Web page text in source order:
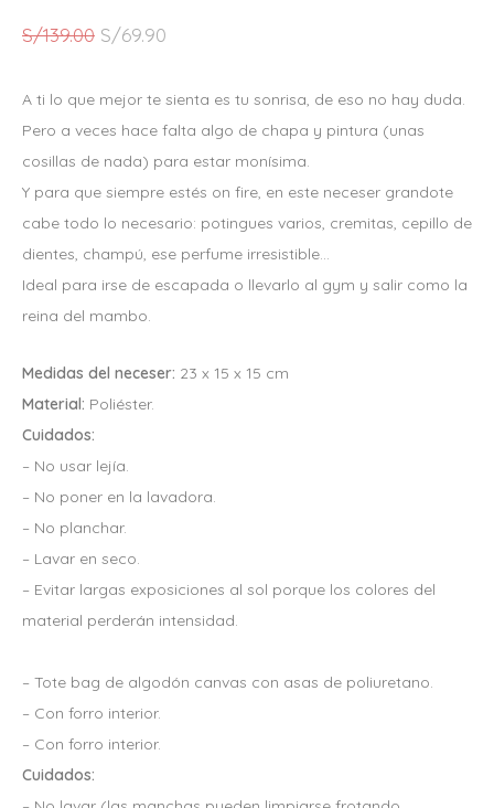
S/139.00 E
P
R
E
C
O
O
R
G
I
A
L
E
R
A
:
/
1
3
S/69.90
P
R
E
C
I
O
A
U
S
/
6
.
A ti lo que mejor te sienta es tu sonrisa, de eso no hay duda.
Pero a veces hace falta algo de chapa y pintura (unas
cosillas de nada) para estar monísima.
Y para que siempre estés on fire, en este neceser grandote
cabe todo lo necesario: potingues varios, cremitas, cepillo de
dientes, champú, ese perfume irresistible…
Ideal para irse de escapada o llevarlo al gym y salir como la
reina del mambo.
Medidas del neceser: 23 x 15 x 15 cm
Material: Poliéster.
Cuidados:
– No usar lejía.
– No poner en la lavadora.
– No planchar.
– Lavar en seco.
– Evitar largas exposiciones al sol porque los colores del
material perderán intensidad.
– Tote bag de algodón canvas con asas de poliuretano.
– Con forro interior.
– Con forro interior.
Cuidados: